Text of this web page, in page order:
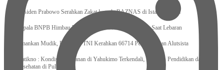
Presiden Prabowo Serahkan Zakat kepada BAZNAS di Istana Negara
Kepala BNPB Himbau Pemda Waspada Potensi Bencana Saat Lebaran
Amankan Mudik, Panglima TNI Kerahkan 66714 Personel Dan Alutsista
Pratikno : Kondisi Keamanan di Yahukimo Terkendali, Layanan Pendidikan dan
Kesehatan di Pulihkan